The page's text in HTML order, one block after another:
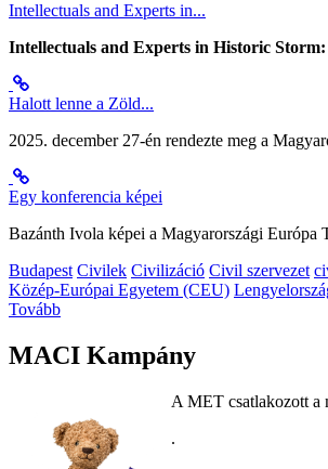
Intellectuals and Experts in...
Intellectuals and Experts in Historic
Halott lenne a Zöld...
2025. december 27-én rendezte meg a
Egy konferencia képei
Bazánth Ivola képei a Magyarországi Európa
Budapest Civilek Civilizáció Civil szervezet
Közép-Európai Egyetem (CEU)
Tovább
MACI Kampány
A MET csatlakozott a
.